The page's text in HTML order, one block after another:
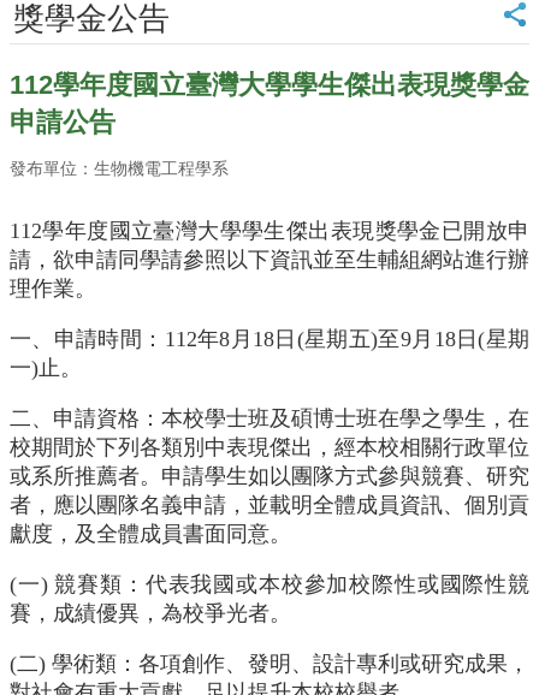
頁
機
系
工
廠
Youtube
English
認
我
們
系
所
成
員
學
研
究
系
所
獎學金公告
112學年度國立臺灣大學學生傑出表現獎學金
申請公告
發布單位：生物機電工程學系
112學年度國立臺灣大學學生傑出表現獎學金已開放申
請，欲申請同學請參照以下資訊並至生輔組網站進行辦
理作業。
一、申請時間：112年8月18日(星期五)至9月18日(星期
一)止。
二、申請資格：本校學士班及碩博士班在學之學生，在
校期間於下列各類別中表現傑出，經本校相關行政單位
或系所推薦者。申請學生如以團隊方式參與競賽、研究
者，應以團隊名義申請，並載明全體成員資訊、個別貢
獻度，及全體成員書面同意。
(一) 競賽類：代表我國或本校參加校際性或國際性競
賽，成績優異，為校爭光者。
(二) 學術類：各項創作、發明、設計專利或研究成果，